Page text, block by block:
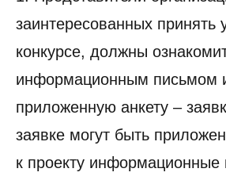
заинтересованных принять
конкурсе, должны
информационным письмом
приложенную анкету –
заявке могут быть
к проекту информационные